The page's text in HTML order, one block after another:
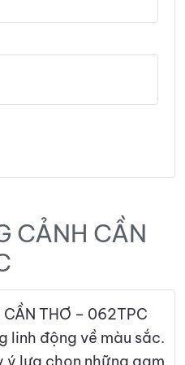
CẢNH CẦN
CẦN THƠ – 062TPC
linh động về màu sắc.